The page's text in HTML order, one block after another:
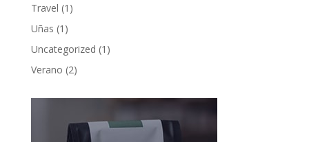
Travel (1)
Uñas (1)
Uncategorized (1)
Verano (2)